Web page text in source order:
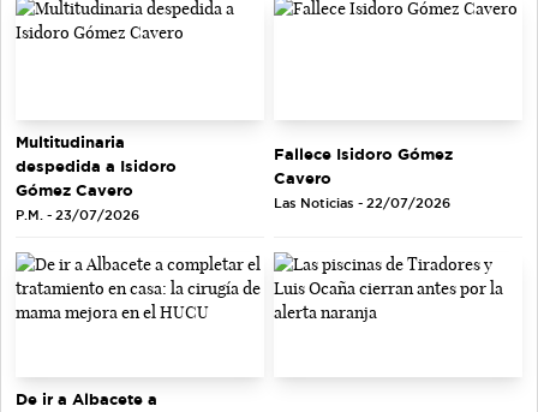
Multitudinaria
despedida a Isidoro
Gómez Cavero
P.M. - 23/07/2026
Fallece Isidoro Gómez
Cavero
Las Noticias - 22/07/2026
De ir a Albacete a